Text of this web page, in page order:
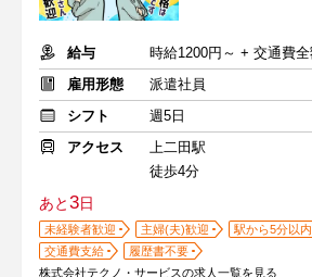
給与
時給1200円～ + 交通費
雇用形態
派遣社員
シフト
週5日
アクセス
上二田駅
徒歩4分
あと3日
未経験者歓迎 主婦(夫)歓迎
駅から5分以内
交通費支給
履歴書不要
株式会社テクノ・サービスの求人一覧を見る